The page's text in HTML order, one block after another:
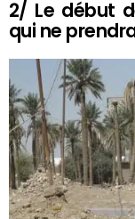
2/ Le début
qui ne